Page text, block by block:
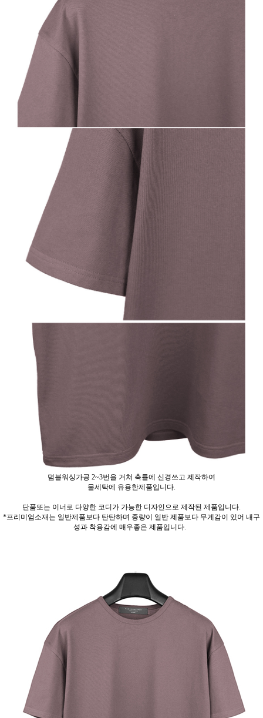
덤블워싱가공 2~3번을 거쳐 축률에 신경쓰고 제작하여
물세탁에 유용한제품입니다.
단품또는 이너로 다양한 코디가 가능한 디자인으로 제작된 제품입니다.
*프리미엄소재는 일반제품보다 탄탄하며 중량이 일반 제품보다 무게감이 있어 내구
성과 착용감에 매우좋은 제품입니다.